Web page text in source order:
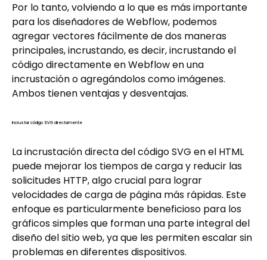
Por lo tanto, volviendo a lo que es más importante
para los diseñadores de Webflow, podemos
agregar vectores fácilmente de dos maneras
principales, incrustando, es decir, incrustando el
código directamente en Webflow en una
incrustación o agregándolos como imágenes.
Ambos tienen ventajas y desventajas.
Incrustar código SVG directamente
La incrustación directa del código SVG en el HTML
puede mejorar los tiempos de carga y reducir las
solicitudes HTTP, algo crucial para lograr
velocidades de carga de página más rápidas. Este
enfoque es particularmente beneficioso para los
gráficos simples que forman una parte integral del
diseño del sitio web, ya que les permiten escalar sin
problemas en diferentes dispositivos.